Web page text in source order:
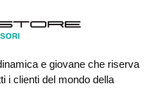
e giovane che riserva
i clienti del mondo della